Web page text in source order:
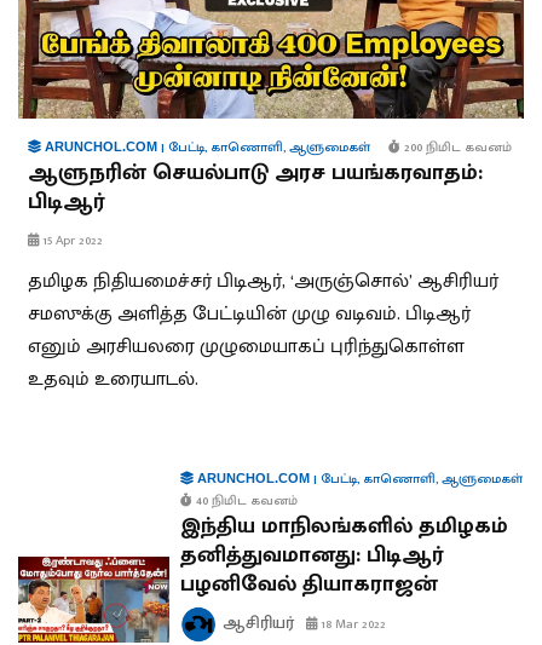
ARUNCHOL.COM | பேட்டி, காணொளி,ஆளுமைகள் 200 நிமிட கவனம்
ஆளுநரின் செயல்பாடு அரச பயங்கரவாதம்:
பிடிஆர்
15 Apr 2022
தமிழக நிதியமைச்சர் பிடிஆர், ‘அருஞ்சொல்’ ஆசிரியர்
சமஸுக்கு அளித்த பேட்டியின் முழு வடிவம். பிடிஆர்
எனும் அரசியலரை முழுமையாகப் புரிந்துகொள்ள
உதவும் உரையாடல்.
ARUNCHOL.COM| பேட்டி, காணொளி,ஆளுமைகள்
40 நிமிட கவனம்
இந்திய மாநிலங்களில் தமிழகம்
தனித்துவமானது: பிடிஆர்
பழனிவேல் தியாகராஜன்
ஆசிரியர் 18 Mar 2022